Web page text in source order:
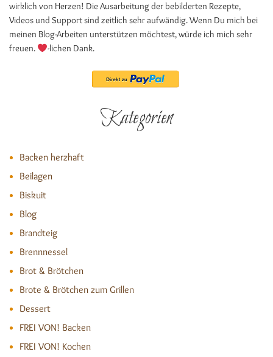
wirklich von Herzen! Die Ausarbeitung der bebilderten Rezepte,
Videos und Support sind zeitlich sehr aufwändig. Wenn Du mich bei
meinen Blog-Arbeiten unterstützen möchtest, würde ich mich sehr
freuen.
-lichen Dank.
Kategorien
Backen herzhaft
Beilagen
Biskuit
Blog
Brandteig
Brennnessel
Brot & Brötchen
Brote & Brötchen zum Grillen
Dessert
FREI VON! Backen
FREI VON! Kochen